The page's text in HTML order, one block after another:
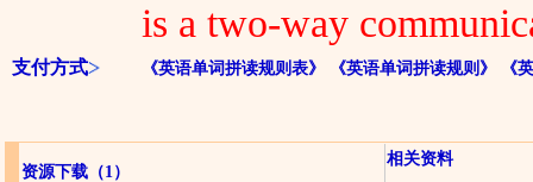
is a two-way
支付方式 《英语单词拼读规则表》 《英语单词拼读规则》 《
资源下载 （1）
相关资料